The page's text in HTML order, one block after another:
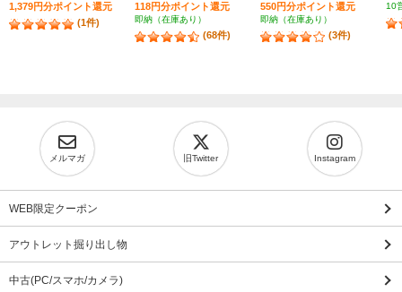
1,379円分ポイント還元
(1件)
118円分ポイント還元
即納（在庫あり）
(68件)
550円分ポイント還元
即納（在庫あり）
(3件)
10
メルマガ 旧Twitter Instagram
WEB限定クーポン
アウトレット掘り出し物
中古(PC/スマホ/カメラ)